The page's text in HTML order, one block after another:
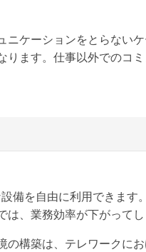
ケーションをとらない
ます。仕事以外でのコ
備を自由に利用できます
、業務効率が下がってし
構築は、テレワークに